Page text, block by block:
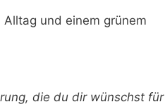
und einem grünem
die du dir wünschst für